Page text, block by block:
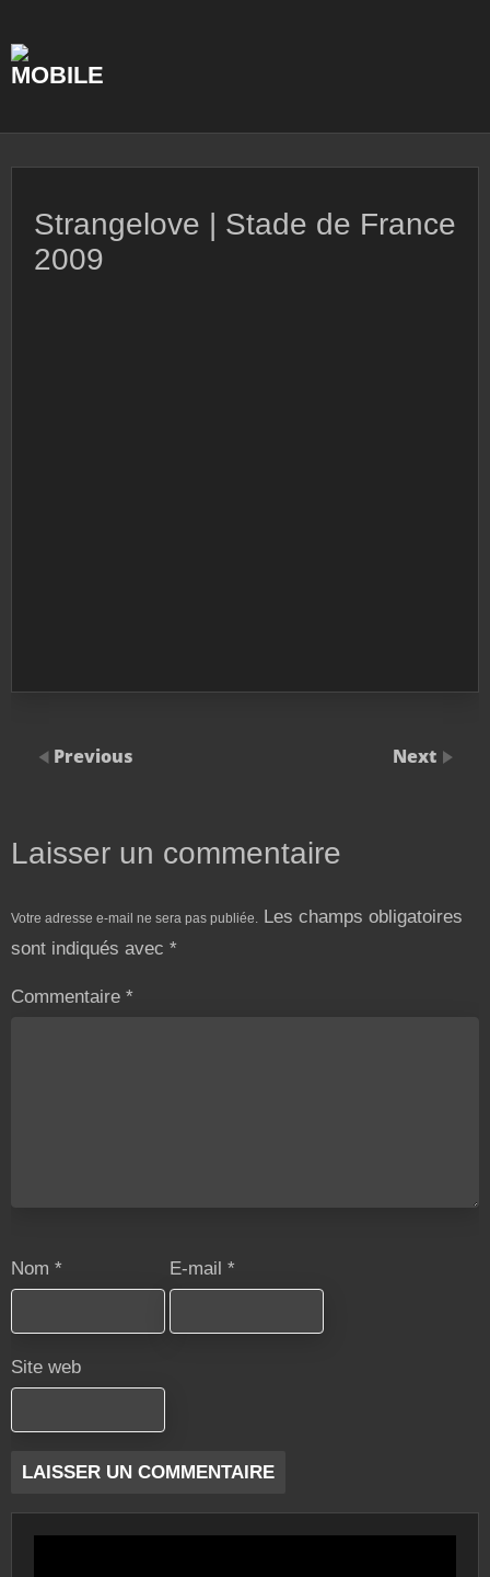
content
Strangelove | Stade de France
2009
Previous Next
Laisser un commentaire
Votre adresse e-mail ne sera pas publiée. Les champs obligatoires
sont indiqués avec *
Commentaire *
Nom * E-mail *
Site web